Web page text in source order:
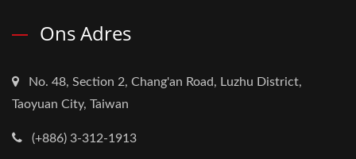
Ons Adres
No. 48, Section 2, Chang'an Road, Luzhu District,
Taoyuan City, Taiwan
(+886) 3-312-1913